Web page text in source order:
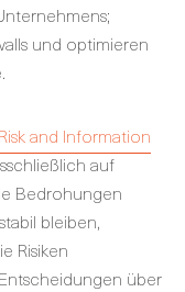
und optimieren
and Information
auf
Bedrohungen
bleiben,
Risiken
über